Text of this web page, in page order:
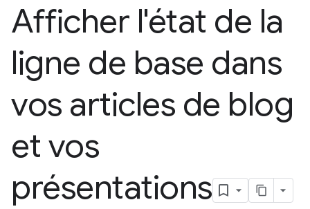
Afficher l'état de la
ligne de base dans
vos articles de blog
et vos
présentations